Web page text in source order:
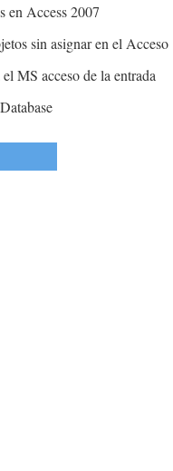
en Access 2007
sin asignar en el Acceso
MS acceso de la entrada